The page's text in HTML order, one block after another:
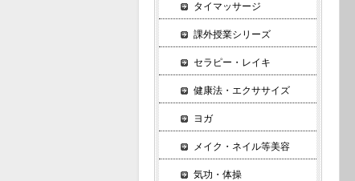
タイマッサージ
課外授業シリーズ
セラピー・レイキ
健康法・エクササイズ
ヨガ
メイク・ネイル等美容
気功・体操